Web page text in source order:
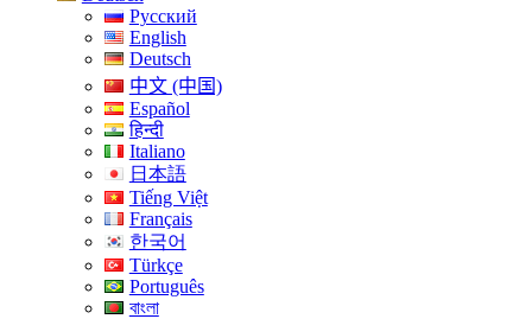
Русский
English
Deutsch
中文 (中国)
Español
हिन्दी
Italiano
日本語
Tiếng Việt
Français
한국어
Türkçe
Português
বাংলা